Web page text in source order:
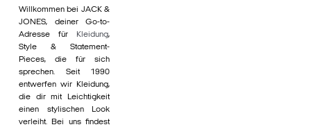
Willkommen bei JACK &
JONES, deiner Go-to-
Adresse für
Kleidung,
Style & Statement-
Pieces, die für sich
sprechen. Seit 1990
entwerfen wir Kleidung,
die dir mit Leichtigkeit
einen stylischen Look
verleiht. Bei uns findest